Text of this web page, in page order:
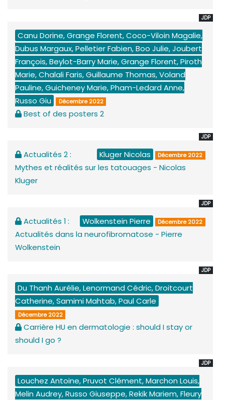
JDP
Canu Dorine, Grange Florent, Coco-Viloin Magalie,
Dubus Margaux, Pelletier Fabien, Boo Julie, Joubert
François, Beylot-Barry Marie, Grange Florent, Piroth
Marie, Chalali Faris, Guillaume Thomas, Voland
Pauline, Guicheney Marie, Pham-Ledard Anne,
Russo Giu
Décembre 2022
Best of des posters 2
JDP
Kluger Nicolas Décembre 2022
Actualités 2 :
Mythes et réalités sur les tatouages - Nicolas
Kluger
JDP
Wolkenstein Pierre Décembre 2022
Actualités 1 :
Actualités dans la neurofibromatose - Pierre
Wolkenstein
JDP
Du Thanh Aurélie, Lenormand Cédric, Droitcourt
Catherine, Samimi Mahtab, Paul Carle
Décembre 2022
Carrière HU en dermatologie : should I stay or
should I go ?
JDP
Louchez Antoine, Pruvot Clément, Marchon Louis,
Melin Audrey, Russo Giuseppe, Rekik Mariem, Fleury